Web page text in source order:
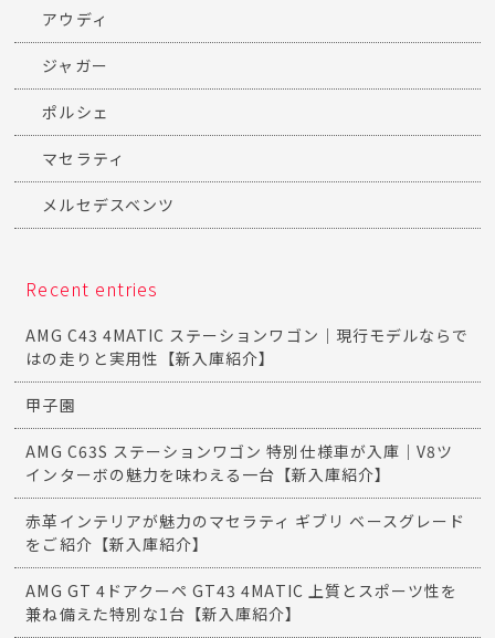
アウディ
ジャガー
ポルシェ
マセラティ
メルセデスベンツ
Recent entries
AMG C43 4MATIC ステーションワゴン｜現行モデルならで
はの走りと実用性【新入庫紹介】
甲子園
AMG C63S ステーションワゴン 特別仕様車が入庫｜V8ツ
インターボの魅力を味わえる一台【新入庫紹介】
赤革インテリアが魅力のマセラティ ギブリ ベースグレード
をご紹介【新入庫紹介】
AMG GT 4ドアクーペ GT43 4MATIC 上質とスポーツ性を
兼ね備えた特別な1台【新入庫紹介】